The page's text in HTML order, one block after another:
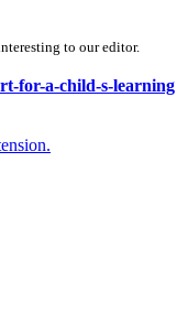
to our editor.
for-a-child-s-learning